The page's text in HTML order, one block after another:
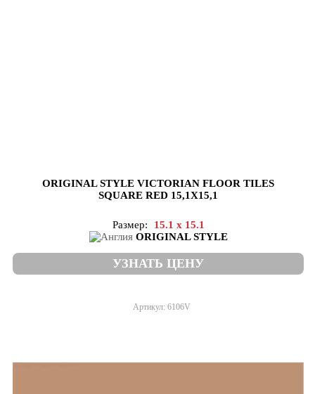
ORIGINAL STYLE VICTORIAN FLOOR TILES
SQUARE RED 15,1X15,1
Размер:
15.1 x 15.1
ORIGINAL STYLE
УЗНАТЬ ЦЕНУ
Артикул: 6106V